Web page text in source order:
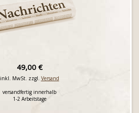
49,00 €
inkl. MwSt. zzgl. Versand
versandfertig innerhalb
1-2 Arbeitstage